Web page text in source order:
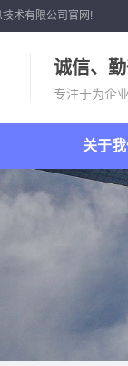
术有限公司官网!
诚信、
专注于为企
关于我